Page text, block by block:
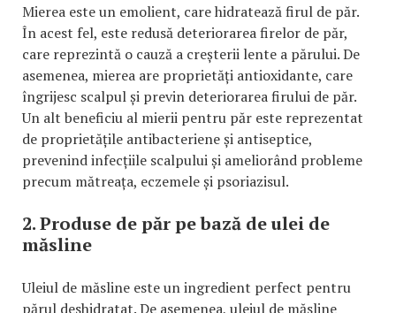
Mierea este un emolient, care hidratează firul de păr.
În acest fel, este redusă deteriorarea firelor de păr,
care reprezintă o cauză a creșterii lente a părului. De
asemenea, mierea are proprietăți antioxidante, care
îngrijesc scalpul și previn deteriorarea firului de păr.
Un alt beneficiu al mierii pentru păr este reprezentat
de proprietățile antibacteriene și antiseptice,
prevenind infecțiile scalpului și ameliorând probleme
precum mătreața, eczemele și psoriazisul.
2. Produse de păr pe bază de ulei de
măsline
Uleiul de măsline este un ingredient perfect pentru
părul deshidratat. De asemenea, uleiul de măsline